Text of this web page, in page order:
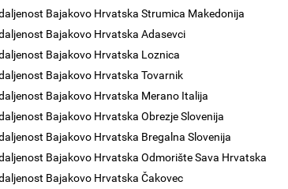
Bajakovo Hrvatska Strumica Makedonija
Bajakovo Hrvatska Adasevci
Bajakovo Hrvatska Loznica
Bajakovo Hrvatska Tovarnik
Bajakovo Hrvatska Merano Italija
Bajakovo Hrvatska Obrezje Slovenija
Bajakovo Hrvatska Bregalna Slovenija
Bajakovo Hrvatska Odmorište Sava Hrvatska
Bajakovo Hrvatska Čakovec